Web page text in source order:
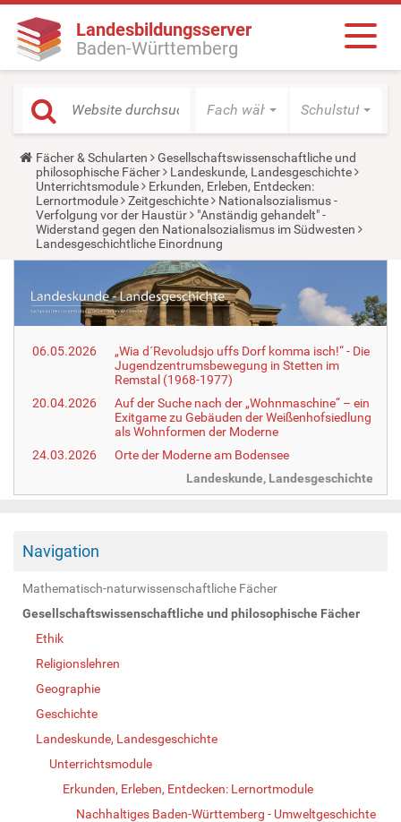
Landesbildungsserver
Baden-Württemberg
Fach wählen Schulstufe
Y
o
u
a
r
e
h
e
:
Fächer & Schularten
Gesellschaftswissenschaftliche und
philosophische Fächer
Landeskunde, Landesgeschichte
Unterrichtsmodule
Erkunden, Erleben, Entdecken:
Lernortmodule
Zeitgeschichte
Nationalsozialismus -
Verfolgung vor der Haustür
"Anständig gehandelt" -
Widerstand gegen den Nationalsozialismus im Südwesten
Landesgeschichtliche Einordnung
06.05.2026
„Wia d´Revoludsjo uffs Dorf komma isch!“ - Die
Jugendzentrumsbewegung in Stetten im
Remstal (1968-1977)
20.04.2026
Auf der Suche nach der „Wohnmaschine“ – ein
Exitgame zu Gebäuden der Weißenhofsiedlung
als Wohnformen der Moderne
24.03.2026
Orte der Moderne am Bodensee
Landeskunde, Landesgeschichte
Navigation
Mathematisch-naturwissenschaftliche Fächer
Gesellschaftswissenschaftliche und philosophische Fächer
Ethik
Religionslehren
Geographie
Geschichte
Landeskunde, Landesgeschichte
Unterrichtsmodule
Erkunden, Erleben, Entdecken: Lernortmodule
Nachhaltiges Baden-Württemberg - Umweltgeschichte